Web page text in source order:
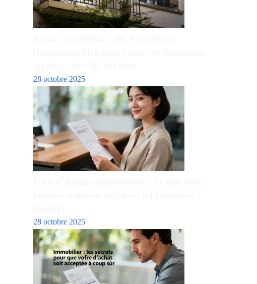
28 octobre 2025
28 octobre 2025